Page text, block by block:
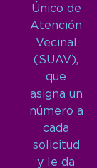
Único de
Atención
Vecinal
(SUAV),
que
asigna un
número a
cada
solicitud
y le da